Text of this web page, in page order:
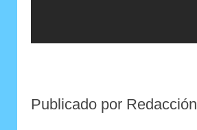
Publicado por Redacción